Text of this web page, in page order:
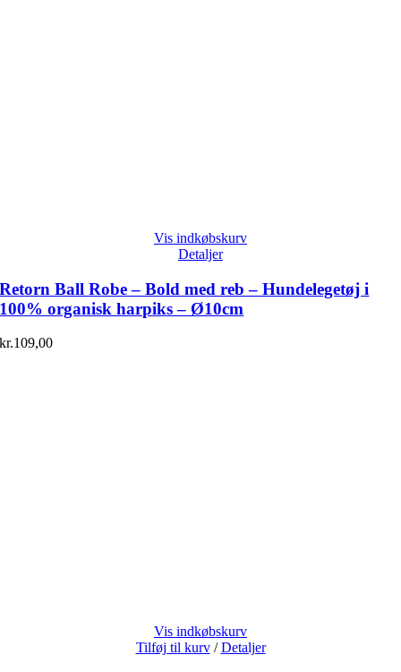
Vis indkøbskurv
Detaljer
Retorn Ball Robe – Bold med reb – Hundelegetøj i
100% organisk harpiks – Ø10cm
kr.109,00
Vis indkøbskurv
Tilføj til kurv / Detaljer